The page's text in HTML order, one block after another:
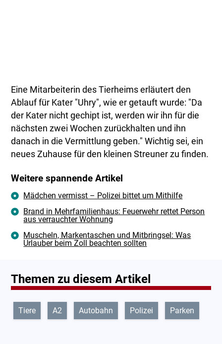
Eine Mitarbeiterin des Tierheims erläutert den
Ablauf für Kater "Uhry", wie er getauft wurde: "Da
der Kater nicht gechipt ist, werden wir ihn für die
nächsten zwei Wochen zurückhalten und ihn
danach in die Vermittlung geben." Wichtig sei, ein
neues Zuhause für den kleinen Streuner zu finden.
Weitere spannende Artikel
Mädchen vermisst – Polizei bittet um Mithilfe
Brand in Mehrfamilienhaus: Feuerwehr rettet Person
aus verrauchter Wohnung
Muscheln, Markentaschen und Mitbringsel: Was
Urlauber beim Zoll beachten sollten
Themen zu diesem Artikel
Tiere A2 Autobahn Polizei Parken